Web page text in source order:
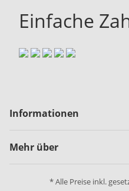
Einfache
Informationen
Mehr über
* Alle Preise inkl.